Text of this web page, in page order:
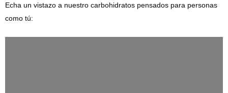
Echa un vistazo a nuestro carbohidratos pensados para personas
como tú: